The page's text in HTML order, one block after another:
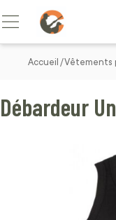
Allez au contenu
Basculer la navigation
Accueil Vêtements
Débardeur